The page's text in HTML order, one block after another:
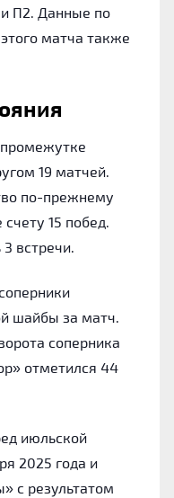
П2. Данные по
матча также
19 матчей.
по-прежнему
15 побед.
встречи.
шайбы за матч.
соперника
отметился 44
июльской
2025 года и
с результатом